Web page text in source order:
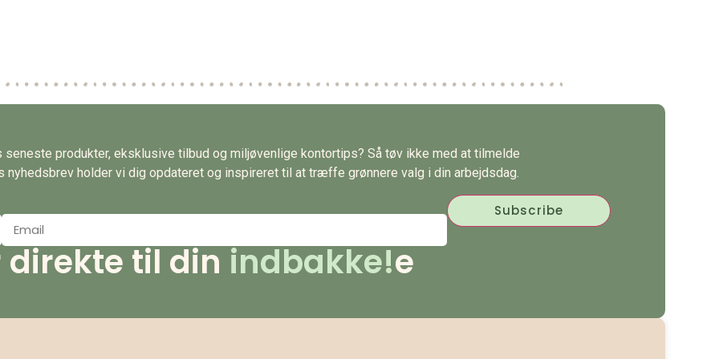
produkter, eksklusive tilbud og miljøvenlige kontortips? Så tøv ikke med at tilmelde
holder vi dig opdateret og inspireret til at træffe grønnere valg i din arbejdsdag.
direkte til dinindbakke!e